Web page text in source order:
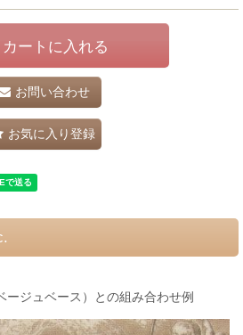
カートに入れる
お問い合わせ
お気に入り登録
ージュベース）との組み合わせ例